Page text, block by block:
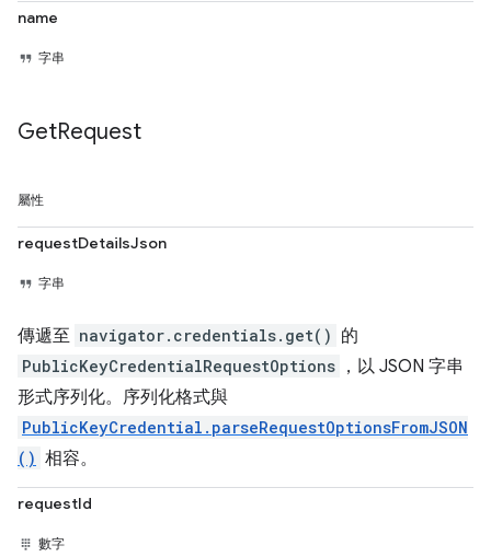
name
字串
GetRequest
屬性
requestDetailsJson
字串
傳遞至 navigator.credentials.get() 的
PublicKeyCredentialRequestOptions ，以 JSON 字串
形式序列化。序列化格式與
PublicKeyCredential.parseRequestOptionsFromJSON
() 相容。
requestId
數字